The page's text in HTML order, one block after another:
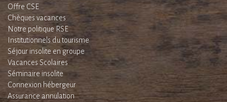
Offre CSE
Chèques vacances
Notre politique RSE
Institutionnels du tourisme
Séjour insolite en groupe
Vacances Scolaires
Séminaire insolite
Connexion hébergeur
Assurance annulation